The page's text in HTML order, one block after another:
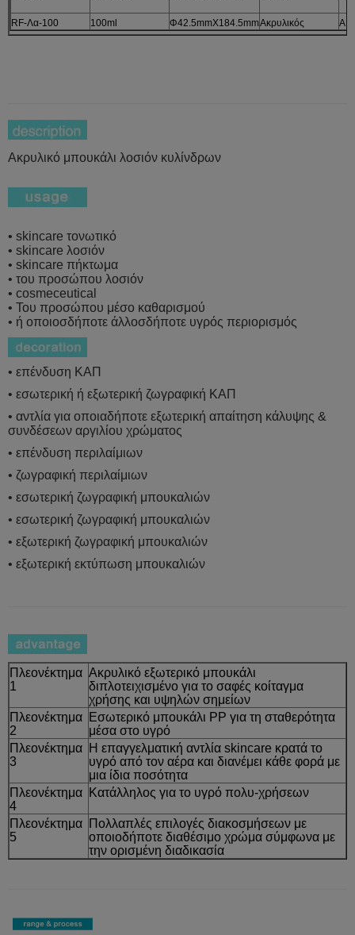
RF-Λα-100 100ml Φ42.5mmX184.5mmΑκρυλικός
Ακρυλικό μπουκάλι λοσιόν κυλίνδρων
• skincare τονωτικό
• skincare λοσιόν
• skincare πήκτωμα
• του προσώπου λοσιόν
• cosmeceutical
• Του προσώπου μέσο καθαρισμού
• ή οποιοσδήποτε άλλοσδήποτε υγρός περιορισμός
• επένδυση ΚΑΠ
• εσωτερική ή εξωτερική ζωγραφική ΚΑΠ
• αντλία για οποιαδήποτε εξωτερική απαίτηση κάλυψης &
συνδέσεων αργιλίου χρώματος
• επένδυση περιλαίμιων
• ζωγραφική περιλαίμιων
• εσωτερική ζωγραφική μπουκαλιών
• εσωτερική ζωγραφική μπουκαλιών
• εξωτερική ζωγραφική μπουκαλιών
• εξωτερική εκτύπωση μπουκαλιών
Πλεονέκτημα
1
Ακρυλικό εξωτερικό μπουκάλι
διπλοτειχισμένο για το σαφές κοίταγμα
χρήσης και υψηλών σημείων
Πλεονέκτημα
2
Εσωτερικό μπουκάλι PP για τη σταθερότητα
μέσα στο υγρό
Πλεονέκτημα
3
Η επαγγελματική αντλία skincare κρατά το
υγρό από τον αέρα και διανέμει κάθε φορά με
μια ίδια ποσότητα
Πλεονέκτημα
4
Κατάλληλος για το υγρό πολυ-χρήσεων
Πλεονέκτημα
5
Πολλαπλές επιλογές διακοσμήσεων με
οποιοδήποτε διαθέσιμο χρώμα σύμφωνα με
την ορισμένη διαδικασία